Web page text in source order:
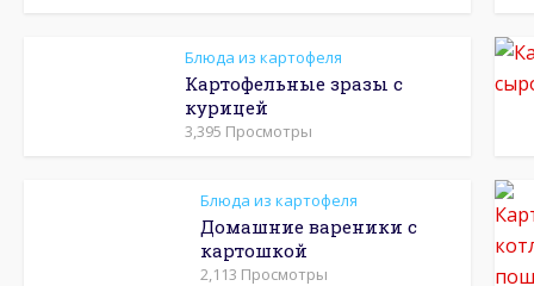
Блюда из картофеля
Картофельные зразы с
курицей
3,395 Просмотры
Блюда из картофеля
Домашние вареники с
картошкой
2,113 Просмотры